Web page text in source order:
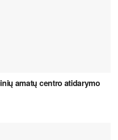
amatų centro atidarymo